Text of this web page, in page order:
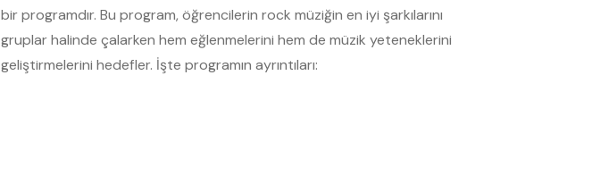
bir programdır. Bu program, öğrencilerin rock müziğin en iyi şarkılarını
gruplar halinde çalarken hem eğlenmelerini hem de müzik yeteneklerini
geliştirmelerini hedefler. İşte programın ayrıntıları: